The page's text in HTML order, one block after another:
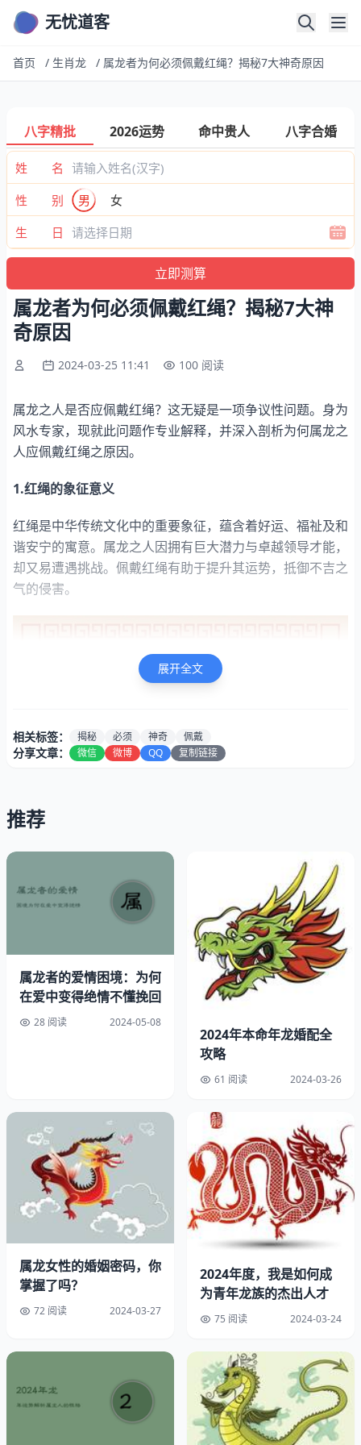
无忧道客
首页 / 生肖龙 / 属龙者为何必须佩戴红绳？揭秘7大神奇原因
八字精批 2026运势 命中贵人 八字合婚
姓 名
性 别
男
女
生 日
属龙者为何必须佩戴红绳？揭秘7大神
奇原因
2024-03-25 11:41 100 阅读
属龙之人是否应佩戴红绳？这无疑是一项争议性问题。身为
风水专家，现就此问题作专业解释，并深入剖析为何属龙之
人应佩戴红绳之原因。
1.红绳的象征意义
红绳是中华传统文化中的重要象征，蕴含着好运、福祉及和
谐安宁的寓意。属龙之人因拥有巨大潜力与卓越领导才能，
却又易遭遇挑战。佩戴红绳有助于提升其运势，抵御不吉之
气的侵害。
2.辟邪驱凶
红绳历来被视为抵御邪煞之物，有助于属龙之人化解职场中
的竞争与困扰。佩戴红绳能助其祛除负能量，保持平静心
属龙者往往具备非凡魅力与吸引度，然因视野过高而常忽视
潜在之恋爱机遇。配戴红色手链可提升其异性缘，助力爱情
之路顺利发展。
4.改善人际关系
辰龙之人性格独立且自信，然亦带有傲气。佩带红色手链有
助于平衡其个性，助力其有效交际，增进人际关系。
5.增加财运
展开全文
相关标签： 揭秘 必须 神奇 佩戴
分享文章： 微信 微博 QQ 复制链接
推荐
属龙者的爱情困境：为何
在爱中变得绝情不懂挽回
28 阅读 2024-05-08
2024年本命年龙婚配全
攻略
61 阅读 2024-03-26
属龙女性的婚姻密码，你
掌握了吗？
72 阅读 2024-03-27
2024年度，我是如何成
为青年龙族的杰出人才
75 阅读 2024-03-24